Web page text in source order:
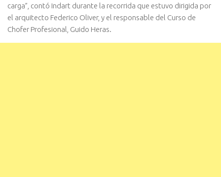
carga”, contó Indart durante la recorrida que estuvo dirigida por
el arquitecto Federico Oliver, y el responsable del Curso de
Chofer Profesional, Guido Heras.